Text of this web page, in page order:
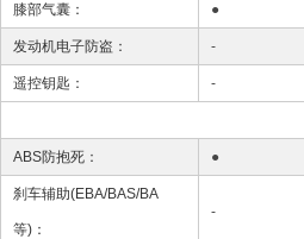
膝部气囊： ●
发动机电子防盗： -
遥控钥匙： -
ABS防抱死： ●
刹车辅助(EBA/BAS/BA
等)：
-